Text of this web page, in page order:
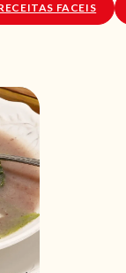
FACEIS